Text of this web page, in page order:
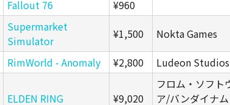
Fallout 76 ¥960
Supermarket
Simulator
¥1,500
Nokta Games
RimWorld - Anomaly ¥2,800 Ludeon Studios
ELDEN RING ¥9,020
フロム・ソフト
ア/バンダイナ